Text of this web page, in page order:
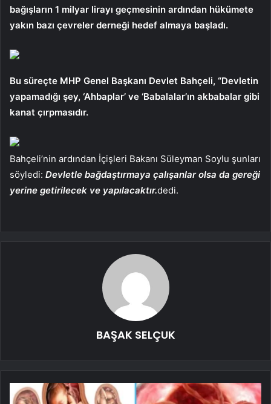
bağışların 1 milyar lirayı geçmesinin ardından hükümete
yakın bazı çevreler derneği hedef almaya başladı.
Bu süreçte MHP Genel Başkanı Devlet Bahçeli, “Devletin
yapamadığı şey, ‘Ahbaplar’ ve ‘Babalalar’ın akbabalar gibi
kanat çırpmasıdır.
Bahçeli’nin ardından İçişleri Bakanı Süleyman Soylu şunları
söyledi: Devletle bağdaştırmaya çalışanlar olsa da gereği
yerine getirilecek ve yapılacaktır.dedi.
BAŞAK SELÇUK